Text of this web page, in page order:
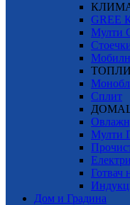
GREE
Мулти
Сплит
Мулти
Готвач
Дом и Градина